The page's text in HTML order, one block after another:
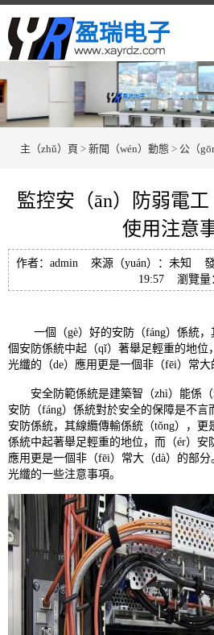
主（zhǔ）頁 > 新聞（wén）動態 > 公（
監控安（ān）防弱電
使用注意
作者：admin 來源（yuán）：未知 發
19:57 瀏覽量
一個（gè）好的安防（fáng）係統，
個安防係統中起（qǐ）著舉足輕重的地位
光纖的（de）應用更是一個非（fēi）常大
安全防範係統是建築智（zhì）能係（
安防（fáng）係統對於安全的保障是不言
安防係統，其線纜傳輸係統（tǒng），更
係統中起著舉足輕重的地位，而（ér）安
應用更是一個非（fēi）常大（dà）的部
光纖的一些注意事項。